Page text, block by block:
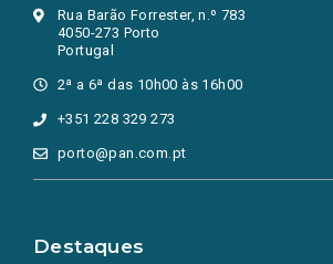
Rua Barão Forrester, n.º 783
4050-273 Porto
Portugal
2ª a 6ª das 10h00 às 16h00
+351 228 329 273
porto@pan.com.pt
Destaques